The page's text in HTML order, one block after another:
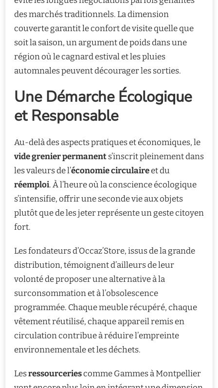
des marchés traditionnels. La dimension
couverte garantit le confort de visite quelle que
soit la saison, un argument de poids dans une
région où le cagnard estival et les pluies
automnales peuvent décourager les sorties.
Une Démarche Écologique
et Responsable
Au-delà des aspects pratiques et économiques, le
vide grenier permanents’inscrit pleinement dans
les valeurs de l’économie circulaireet du
réemploi. À l’heure où la conscience écologique
s’intensifie, offrir une seconde vie aux objets
plutôt que de les jeter représente un geste citoyen
fort.
Les fondateurs d’Occaz’Store, issus de la grande
distribution, témoignent d’ailleurs de leur
volonté de proposer une alternative à la
surconsommation et à l’obsolescence
programmée. Chaque meuble récupéré, chaque
vêtement réutilisé, chaque appareil remis en
circulation contribue à réduire l’empreinte
environnementale et les déchets.
Lesressourceriescomme Gammes à Montpellier